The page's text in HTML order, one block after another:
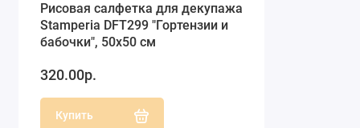
Рисовая салфетка для декупажа
Stamperia DFT299 "Гортензии и
бабочки", 50х50 см
320.00р.
Купить